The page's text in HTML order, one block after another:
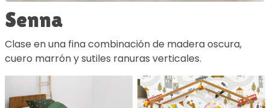
Material
Con cierre suave
Número de cajones
Senna
Clase en una fina combinación de madera oscura,
cuero marrón y sutiles ranuras verticales.